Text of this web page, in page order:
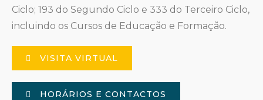
Ciclo; 193 do Segundo Ciclo e 333 do Terceiro Ciclo,
incluindo os Cursos de Educação e Formação.
VISITA VIRTUAL
HORÁRIOS E CONTACTOS